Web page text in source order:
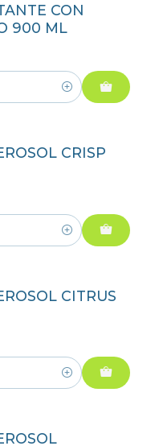
CON
900 ML
CRISP
CITRUS